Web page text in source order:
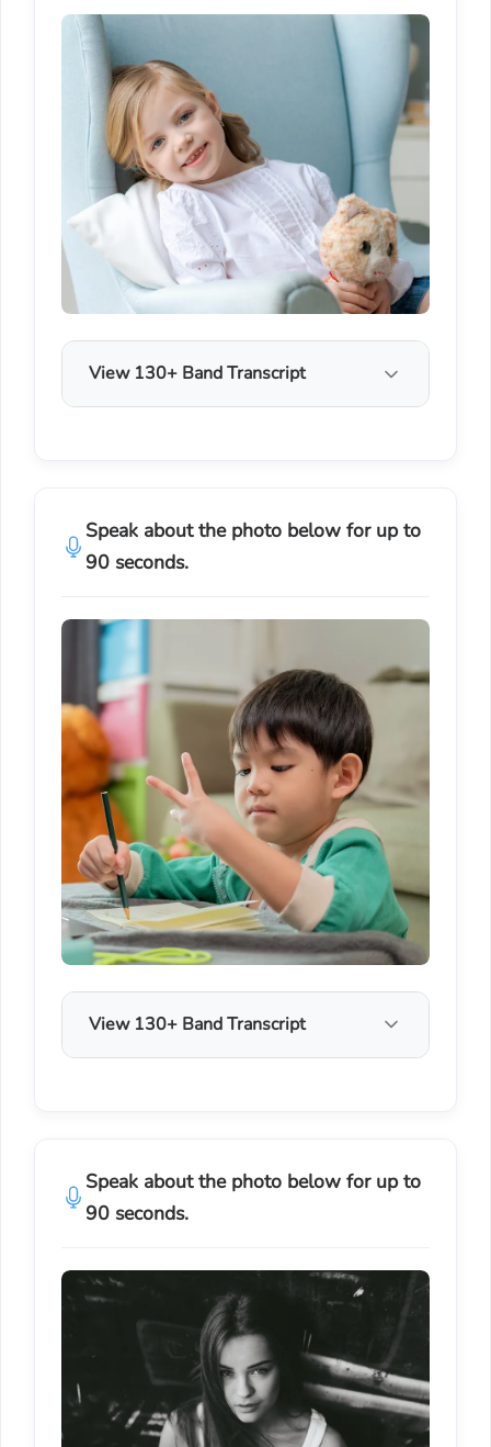
View 130+ Band Transcript
Speak about the photo below for up to
90 seconds.
View 130+ Band Transcript
Speak about the photo below for up to
90 seconds.